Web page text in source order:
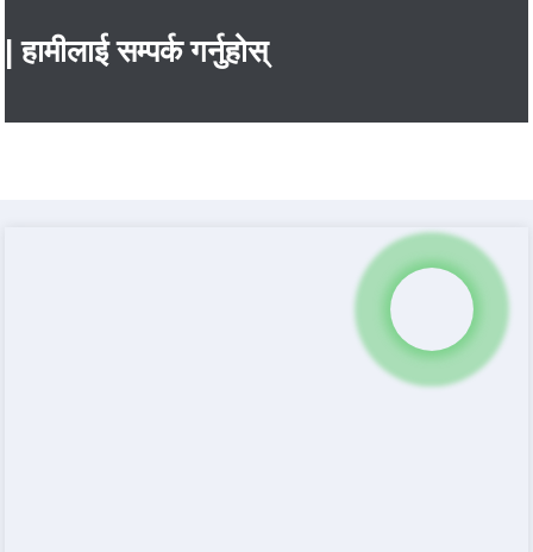
| हामीलाई सम्पर्क गर्नुहोस्